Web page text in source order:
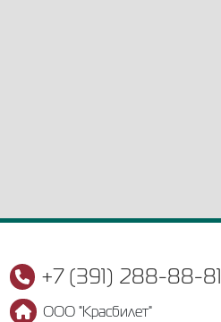
+7 (391) 288-88-81
ООО "Красбилет"